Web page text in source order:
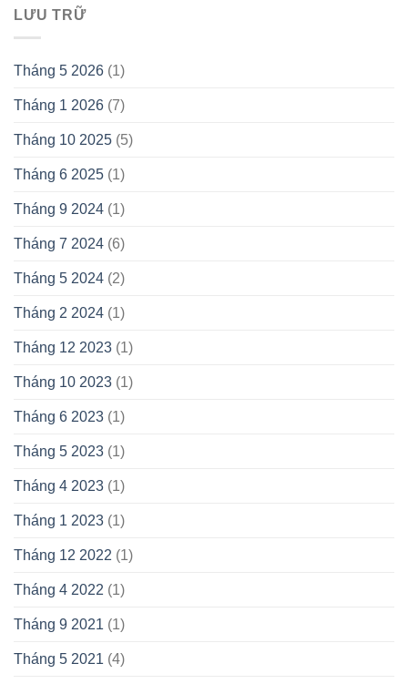
LƯU TRỮ
Tháng 5 2026 (1)
Tháng 1 2026 (7)
Tháng 10 2025 (5)
Tháng 6 2025 (1)
Tháng 9 2024 (1)
Tháng 7 2024 (6)
Tháng 5 2024 (2)
Tháng 2 2024 (1)
Tháng 12 2023 (1)
Tháng 10 2023 (1)
Tháng 6 2023 (1)
Tháng 5 2023 (1)
Tháng 4 2023 (1)
Tháng 1 2023 (1)
Tháng 12 2022 (1)
Tháng 4 2022 (1)
Tháng 9 2021 (1)
Tháng 5 2021 (4)